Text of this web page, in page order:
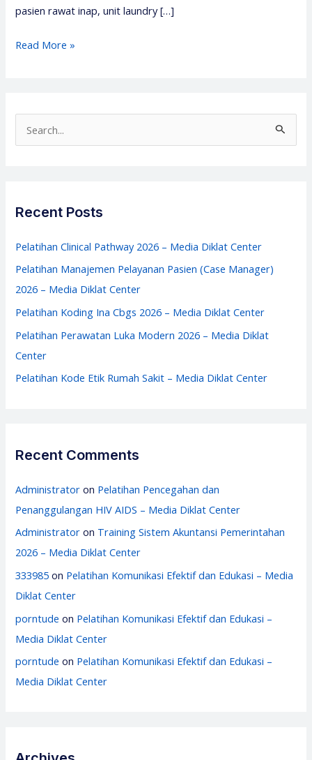
pasien rawat inap, unit laundry […]
Pelatihan
–
Media
Read More »
e
f
o
r
Recent Posts
Pelatihan Clinical Pathway 2026 – Media Diklat Center
Pelatihan Manajemen Pelayanan Pasien (Case Manager)
2026 – Media Diklat Center
Pelatihan Koding Ina Cbgs 2026 – Media Diklat Center
Pelatihan Perawatan Luka Modern 2026 – Media Diklat
Center
Pelatihan Kode Etik Rumah Sakit – Media Diklat Center
Recent Comments
Administrator on Pelatihan Pencegahan dan
Penanggulangan HIV AIDS – Media Diklat Center
Administrator on Training Sistem Akuntansi Pemerintahan
2026 – Media Diklat Center
333985 on Pelatihan Komunikasi Efektif dan Edukasi – Media
Diklat Center
porntude on Pelatihan Komunikasi Efektif dan Edukasi –
Media Diklat Center
porntude on Pelatihan Komunikasi Efektif dan Edukasi –
Media Diklat Center